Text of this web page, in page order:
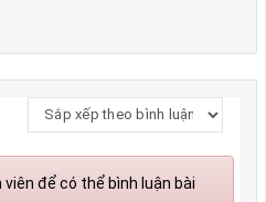
để có thể bình luận bài